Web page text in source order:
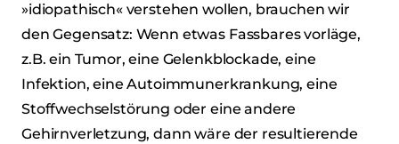
»idiopathisch« verstehen wollen, brauchen wir
den Gegensatz: Wenn etwas Fassbares vorläge,
z.B. ein Tumor, eine Gelenkblockade, eine
Infektion, eine Autoimmunerkrankung, eine
Stoffwechselstörung oder eine andere
Gehirnverletzung, dann wäre der resultierende